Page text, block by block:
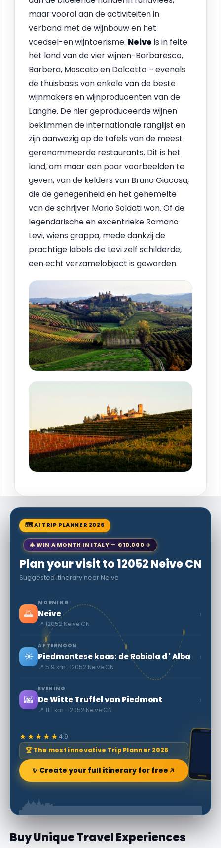
maar vooral aan de activiteiten in
verband met de wijnbouw en het
voedsel-en wijntoerisme. Neive is in feite
het land van de vier wijnen-Barbaresco,
Barbera, Moscato en Dolcetto – evenals
de thuisbasis van enkele van de beste
wijnmakers en wijnproducenten van de
Langhe. De hier geproduceerde wijnen
beklimmen de internationale ranglijst en
zijn aanwezig op de tafels van de meest
gerenommeerde restaurants. Dit is het
land, om maar een paar voorbeelden te
geven, van de kelders van Bruno Giacosa,
die de genegenheid en het gehemelte
van de schrijver Mario Soldati won. Of de
legendarische en excentrieke Romano
Levi, wiens grappa, mede dankzij de
prachtige labels die Levi zelf schilderde,
een echt verzamelobject is geworden.
🗺 AI TRIP PLANNER 2026
🎄 WIN A MONTH IN ITALY — €10,000 →
Plan your visit to 12052 Neive CN
Suggested itinerary near Neive
🌅
MORNING
Neive
📍 12052 Neive CN
›
☀️
AFTERNOON
Piedmontese kaas: de Robiola d ' Alba
📍 5.9 km · 12052 Neive CN
›
🌆
EVENING
De Witte Truffel van Piedmont
📍 11.1 km · 12052 Neive CN
›
★★★★★4.9
🏆 The most innovative Trip Planner 2026
✨ Create your full itinerary for free
Buy Unique Travel Experiences